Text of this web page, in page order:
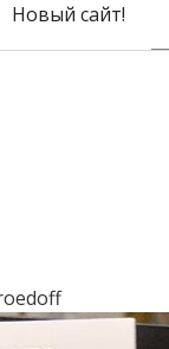
Новый сайт!